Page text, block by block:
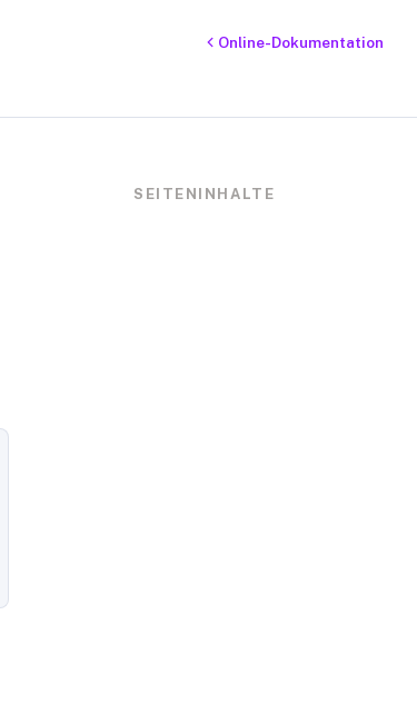
Online-Dokumentation
SEITENINHALTE